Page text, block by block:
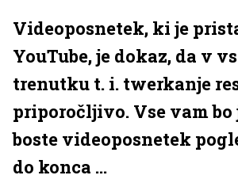
Videoposnetek, ki je
YouTube, je dokaz, da v
trenutku t. i. twerkanje
priporočljivo. Vse vam bo
boste videoposnetek
do konca ...